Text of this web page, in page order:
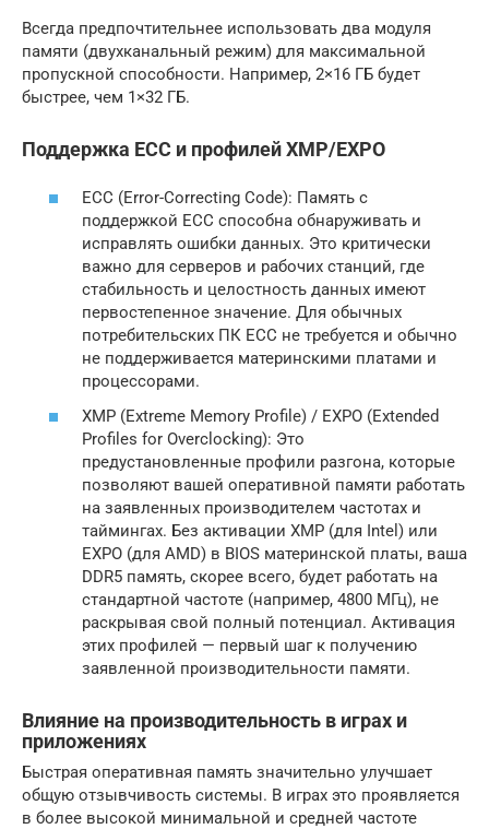
Всегда предпочтительнее использовать два модуля
памяти (двухканальный режим) для максимальной
пропускной способности. Например, 2×16 ГБ будет
быстрее, чем 1×32 ГБ.
Поддержка ECC и профилей XMP/EXPO
ECC (Error-Correcting Code): Память с
поддержкой ECC способна обнаруживать и
исправлять ошибки данных. Это критически
важно для серверов и рабочих станций, где
стабильность и целостность данных имеют
первостепенное значение. Для обычных
потребительских ПК ECC не требуется и обычно
не поддерживается материнскими платами и
процессорами.
XMP (Extreme Memory Profile) / EXPO (Extended
Profiles for Overclocking): Это
предустановленные профили разгона, которые
позволяют вашей оперативной памяти работать
на заявленных производителем частотах и
таймингах. Без активации XMP (для Intel) или
EXPO (для AMD) в BIOS материнской платы, ваша
DDR5 память, скорее всего, будет работать на
стандартной частоте (например, 4800 МГц), не
раскрывая свой полный потенциал. Активация
этих профилей — первый шаг к получению
заявленной производительности памяти.
Влияние на производительность в играх и
приложениях
Быстрая оперативная память значительно улучшает
общую отзывчивость системы. В играх это проявляется
в более высокой минимальной и средней частоте